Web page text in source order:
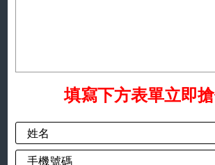
填寫下方表單立即搶